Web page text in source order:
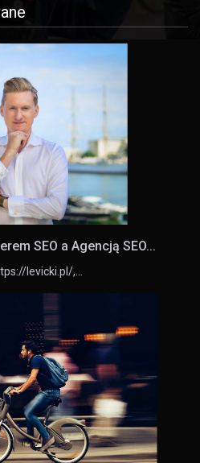
SEO a Agencją SEO...
levicki.pl/,…